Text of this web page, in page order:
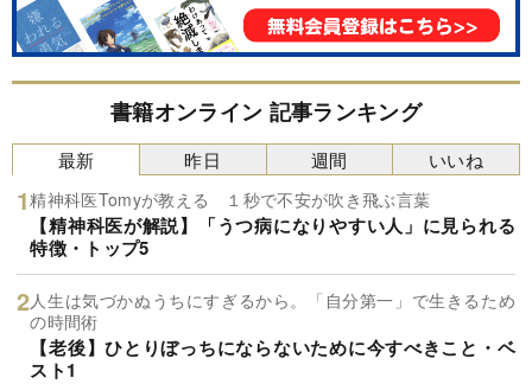
書籍オンライン 記事ランキング
最新
精神科医Tomyが教える １秒で不安が吹き飛ぶ言葉
【精神科医が解説】「うつ病になりやすい人」に見られる
特徴・トップ5
人生は気づかぬうちにすぎるから。「自分第一」で生きるため
の時間術
【老後】ひとりぼっちにならないために今すべきこと・ベ
スト1
昨日 週間 いいね